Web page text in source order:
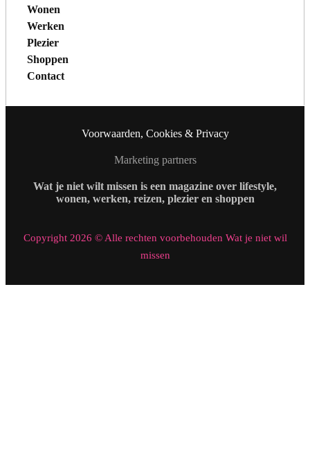
Wonen
Werken
Plezier
Shoppen
Contact
Voorwaarden, Cookies & Privacy
Marketing partners
Wat je niet wilt missen is een magazine over lifestyle,
wonen, werken, reizen, plezier en shoppen
Copyright 2026 © Alle rechten voorbehouden Wat je niet wil
missen